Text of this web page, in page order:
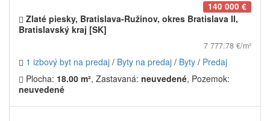
140 000 €
Zlaté piesky, Bratislava-Ružinov, okres Bratislava II,
Bratislavský kraj [SK]
7 777.78 €/m²
1 izbový byt na predaj / Byty na predaj / Byty / Predaj
Plocha: 18.00 m², Zastavaná: neuvedené, Pozemok:
neuvedené